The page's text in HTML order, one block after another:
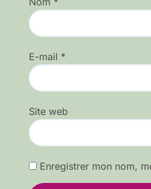
E-mail *
Site web
Enregistrer mon nom,